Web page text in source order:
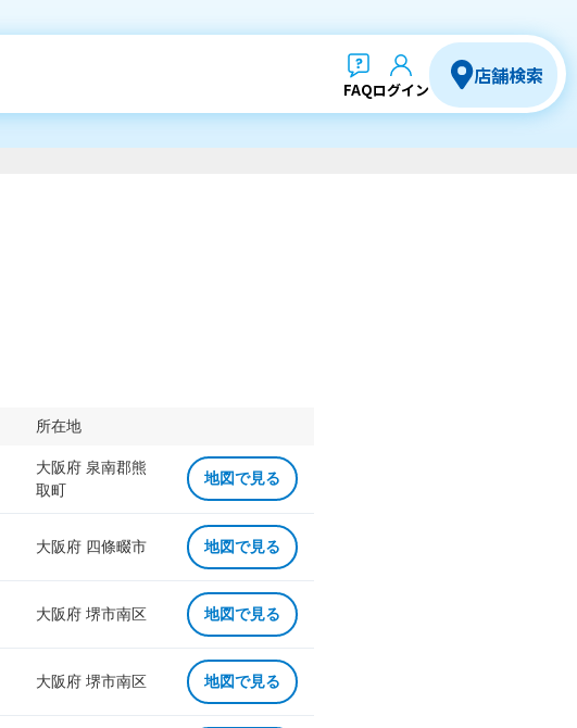
FAQログイン
店舗検索
所在地
大阪府 泉南郡熊
取町
地図で見る
大阪府 四條畷市 地図で見る
大阪府 堺市南区 地図で見る
大阪府 堺市南区 地図で見る